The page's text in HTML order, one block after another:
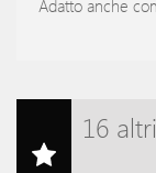
Adatto anche
16